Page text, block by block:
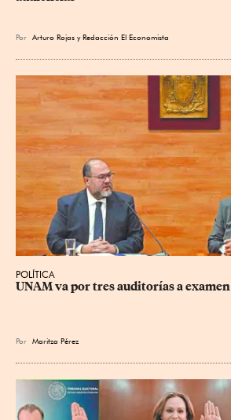
Por Arturo Rojas yRedacción El Economista
POLÍTICA
UNAM va por tres auditorías a examen
Por Maritza Pérez